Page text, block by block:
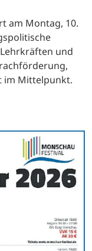
am Montag, 10.
und
im Mittelpunkt.